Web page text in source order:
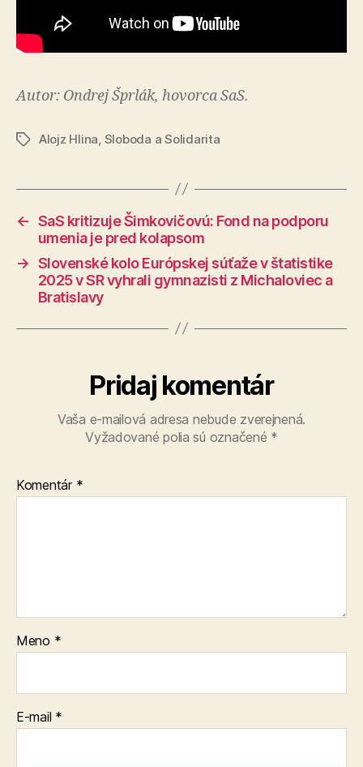
Autor: Ondrej Šprlák, hovorca SaS.
ZnačkyAlojz Hlina Sloboda a Solidarita
← SaS kritizuje Šimkovičovú: Fond na podporu
umenia je pred kolapsom
→ Slovenské kolo Európskej súťaže v štatistike
2025 v SR vyhrali gymnazisti z Michaloviec a
Bratislavy
Pridaj komentár
Vaša e-mailová adresa nebude zverejnená.
Vyžadované polia sú označené *
Komentár *
Meno *
E-mail *